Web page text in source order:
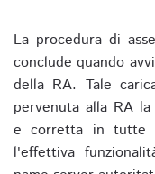
La procedura di
conclude quando
della RA. Tale
pervenuta alla RA
e corretta in tutte
l'effettiva